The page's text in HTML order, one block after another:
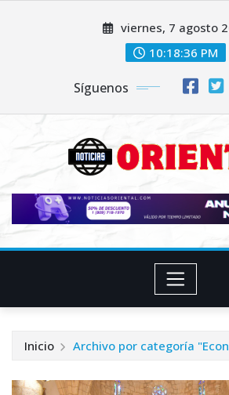
viernes, 7 agosto
10:18:38 PM
Síguenos
Inicio Archivo por categoría